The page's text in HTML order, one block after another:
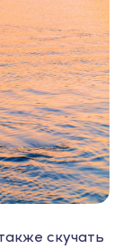
скучать